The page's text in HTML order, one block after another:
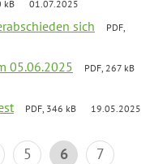
kB 01.07.2025
sich
PDF,
05.06.2025
PDF, 267 kB
PDF, 346 kB 19.05.2025
5 6
7